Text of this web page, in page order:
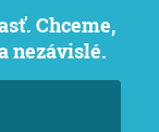
nezávislé.